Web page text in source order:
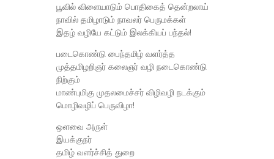
பூவில் விளையாடும் பொதிகைத் தென்றலாய்
நாவில் தமிழாடும் நாவலர் பெருமக்கள்
இதழ் வழியே கட்டும் இலக்கியப் பந்தல்!
படைகொண்டு பைந்தமிழ் வளர்த்த
முத்தமிழறிஞர் கலைஞர் வழி நடைகொண்டு
நிற்கும்
மாண்புமிகு முதலமைச்சர் விழிவழி நடக்கும்
மொழிவழிப் பெருவிழா!
ஒளவை அருள்
இயக்குநர்
தமிழ் வளர்ச்சித் துறை